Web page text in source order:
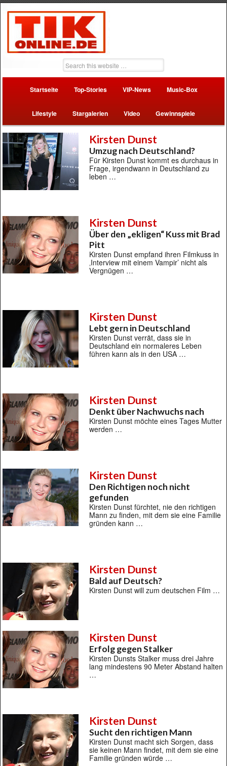
Startseite Top-Stories VIP-News Music-Box
Lifestyle Stargalerien Video Gewinnspiele
Kirsten Dunst
Umzug nach Deutschland?
Für Kirsten Dunst kommt es durchaus in
Frage, irgendwann in Deutschland zu
leben …
Kirsten Dunst
Über den „ekligen“ Kuss mit Brad
Pitt
Kirsten Dunst empfand ihren Filmkuss in
‚Interview mit einem Vampir’ nicht als
Vergnügen …
Kirsten Dunst
Lebt gern in Deutschland
Kirsten Dunst verrät, dass sie in
Deutschland ein normaleres Leben
führen kann als in den USA …
Kirsten Dunst
Denkt über Nachwuchs nach
Kirsten Dunst möchte eines Tages Mutter
werden …
Kirsten Dunst
Den Richtigen noch nicht
gefunden
Kirsten Dunst fürchtet, nie den richtigen
Mann zu finden, mit dem sie eine Familie
gründen kann …
Kirsten Dunst
Bald auf Deutsch?
Kirsten Dunst will zum deutschen Film …
Kirsten Dunst
Erfolg gegen Stalker
Kirsten Dunsts Stalker muss drei Jahre
lang mindestens 90 Meter Abstand halten
…
Kirsten Dunst
Sucht den richtigen Mann
Kirsten Dunst macht sich Sorgen, dass
sie keinen Mann findet, mit dem sie eine
Familie gründen würde …